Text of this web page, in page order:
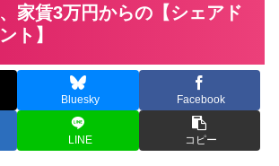
家賃3万円からの【シェアド
ト】
Bluesky Facebook
LINE コピー